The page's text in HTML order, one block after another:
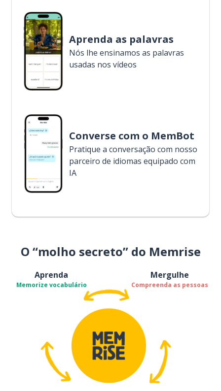
Aprenda as palavras
Nós lhe ensinamos as palavras
usadas nos vídeos
Converse com o MemBot
Pratique a conversação com nosso
parceiro de idiomas equipado com
IA
O “molho secreto” do Memrise
Aprenda
Memorize vocabulário
Mergulhe
Compreenda as pessoas